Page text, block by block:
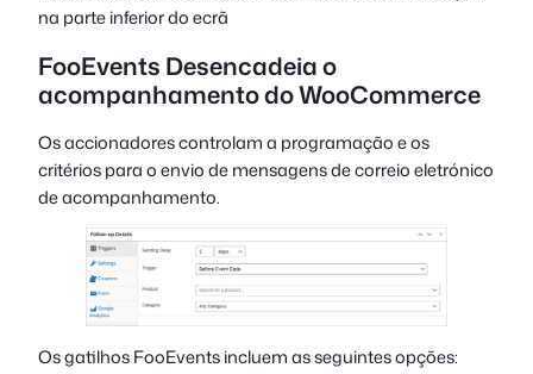
na parte inferior do ecrã
FooEvents Desencadeia o
acompanhamento do WooCommerce
Os accionadores controlam a programação e os
critérios para o envio de mensagens de correio eletrónico
de acompanhamento.
Os gatilhos FooEvents incluem as seguintes opções: